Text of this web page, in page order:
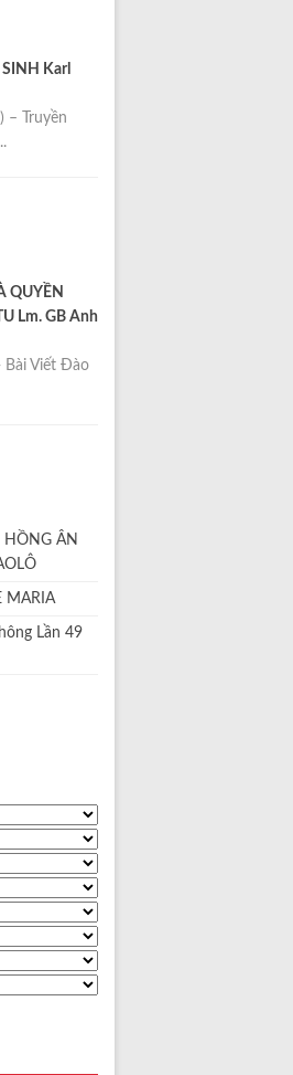
Karl
– Truyền
QUYỀN
Lm. GB Anh
Viết Đào
ÂN
MARIA
Lần 49